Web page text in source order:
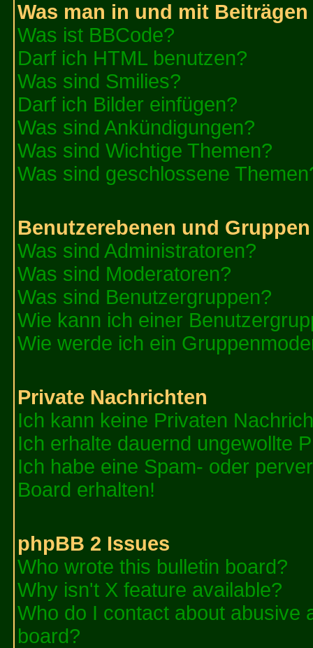
Was man in und mit
Was ist BBCode?
Darf ich HTML benutzen?
Was sind Smilies?
Darf ich Bilder einfügen?
Was sind Ankündigungen?
Was sind Wichtige Themen?
Was sind geschlossene
Benutzerebenen und Gruppen
Was sind Administratoren?
Was sind Moderatoren?
Was sind Benutzergruppen?
Wie kann ich einer
Wie werde ich ein
Private Nachrichten
Ich kann keine Privaten
Ich erhalte dauernd ungewollte
Ich habe eine Spam- oder
Board erhalten!
phpBB 2 Issues
Who wrote this bulletin board?
Why isn't X feature available?
Who do I contact about abusive
board?